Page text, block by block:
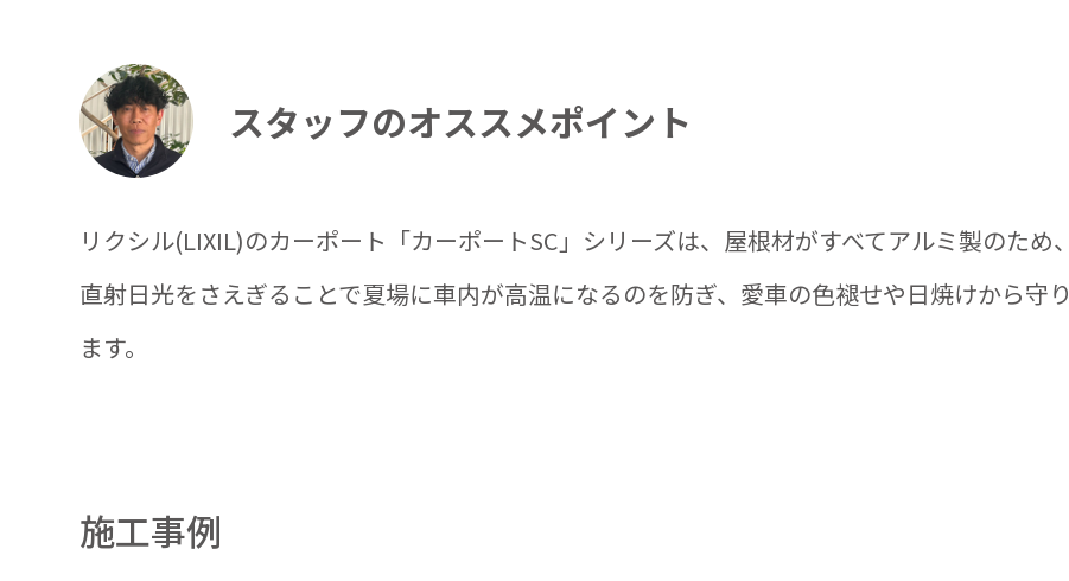
スタッフのオススメポイント
リクシル(LIXIL)のカーポート「カーポートSC」シリーズは、屋根材がすべてアルミ製のため、
直射日光をさえぎることで夏場に車内が高温になるのを防ぎ、愛車の色褪せや日焼けから守り
ます。
施工事例